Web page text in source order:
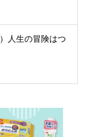
人生の冒険はつ